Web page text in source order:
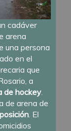
cadáver
arena
una persona
en el
que
a
de hockey
de arena de
. El